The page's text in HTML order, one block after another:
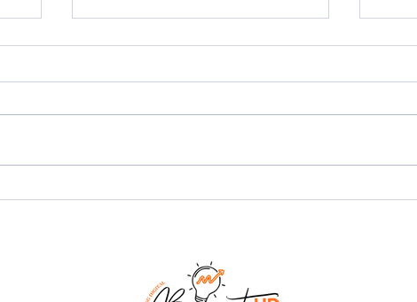
Errores frecuentes al
¿